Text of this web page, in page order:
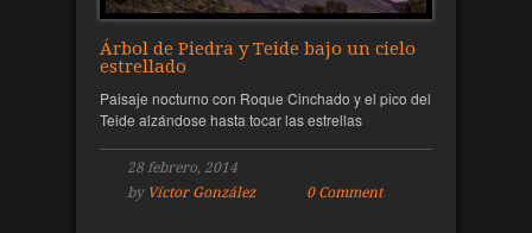
Árbol de Piedra y Teide bajo un cielo
estrellado
Paisaje nocturno con Roque Cinchado y el pico del
Teide alzándose hasta tocar las estrellas
28 febrero, 2014
by Víctor González 0 Comment